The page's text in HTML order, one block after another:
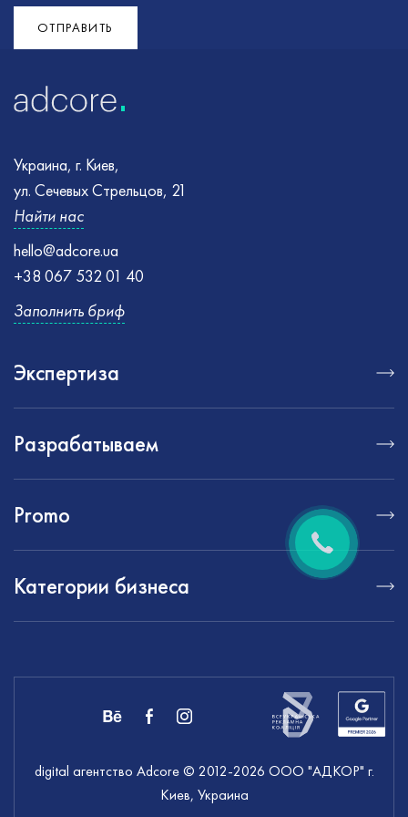
ОТПРАВИТЬ
Украина, г. Киев,
ул. Сечевых Стрельцов, 21
Найти нас
hello@adcore.ua
+38 067 532 01 40
Заполнить бриф
Экспертиза
Разрабатываем
Promo
Категории бизнеса
digital агентство Adcore© 2012-2026 ООО "АДКОР" г.
Киев, Украина